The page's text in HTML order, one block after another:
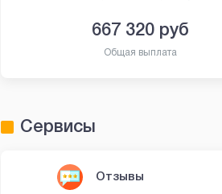
667 320 руб
Общая выплата
Сервисы
Отзывы